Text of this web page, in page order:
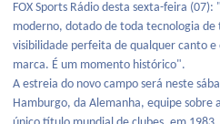
FOX Sports Rádio desta sexta-feira
moderno, dotado de toda tecnologia de
visibilidade perfeita de qualquer canto e
marca. É um momento histórico".
A estreia do novo campo será neste
Hamburgo, da Alemanha, equipe sobre